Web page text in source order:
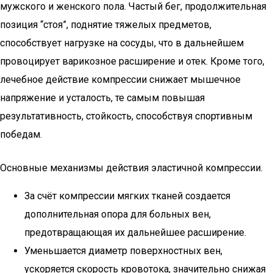
мужского и женского пола. Частый бег, продолжительная
позиция “стоя”, поднятие тяжелых предметов,
способствует нагрузке на сосуды, что в дальнейшем
провоцирует варикозное расширение и отек. Кроме того,
лечебное действие компрессии снижает мышечное
напряжение и усталость, те самым повышая
результативность, стойкость, способствуя спортивным
победам.
Основные механизмы действия эластичной компрессии.
За счёт компрессии мягких тканей создается
дополнительная опора для больных вен,
предотвращающая их дальнейшее расширение.
Уменьшается диаметр поверхностных вен,
ускоряется скорость кровотока, значительно снижая